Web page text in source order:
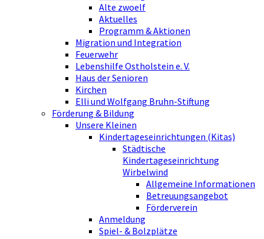
Alte zwoelf
Aktuelles
Programm & Aktionen
Migration und Integration
Feuerwehr
Lebenshilfe Ostholstein e. V.
Haus der Senioren
Kirchen
Elli und Wolfgang Bruhn-Stiftung
Förderung & Bildung
Unsere Kleinen
Kindertageseinrichtungen (Kitas)
Städtische
Kindertageseinrichtung
Wirbelwind
Allgemeine Informationen
Betreuungsangebot
Förderverein
Anmeldung
Spiel- & Bolzplätze